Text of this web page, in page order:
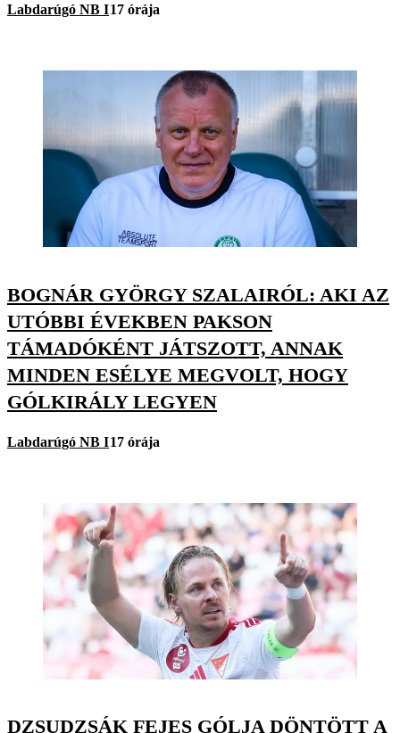
Labdarúgó NB I17 órája
BOGNÁR GYÖRGY SZALAIRÓL: AKI AZ
UTÓBBI ÉVEKBEN PAKSON
TÁMADÓKÉNT JÁTSZOTT, ANNAK
MINDEN ESÉLYE MEGVOLT, HOGY
GÓLKIRÁLY LEGYEN
Labdarúgó NB I17 órája
DZSUDZSÁK FEJES GÓLJA DÖNTÖTT A